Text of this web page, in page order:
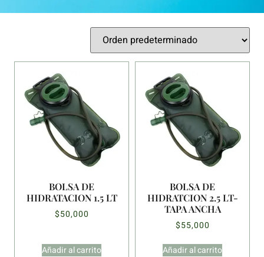
BOLSA DE
HIDRATACION 1.5 LT
$50,000
Añadir al carrito
BOLSA DE
HIDRATCION 2.5 LT-
TAPA ANCHA
$55,000
Añadir al carrito